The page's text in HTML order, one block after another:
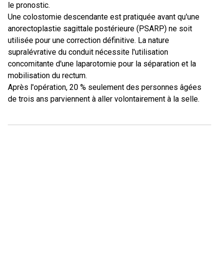
le pronostic.
Une colostomie descendante est pratiquée avant qu'une
anorectoplastie sagittale postérieure (PSARP) ne soit
utilisée pour une correction définitive. La nature
supralévrative du conduit nécessite l'utilisation
concomitante d'une laparotomie pour la séparation et la
mobilisation du rectum.
Après l'opération, 20 % seulement des personnes âgées
de trois ans parviennent à aller volontairement à la selle.